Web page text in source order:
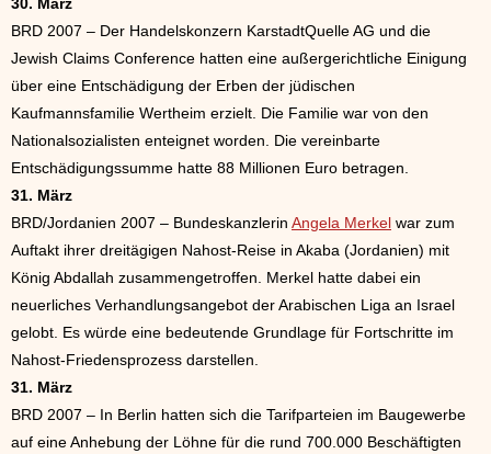
30. März
BRD 2007 – Der Handelskonzern KarstadtQuelle AG und die
Jewish Claims Conference hatten eine außergerichtliche Einigung
über eine Entschädigung der Erben der jüdischen
Kaufmannsfamilie Wertheim erzielt. Die Familie war von den
Nationalsozialisten enteignet worden. Die vereinbarte
Entschädigungssumme hatte 88 Millionen Euro betragen.
31. März
BRD/Jordanien 2007 – Bundeskanzlerin Angela Merkel war zum
Auftakt ihrer dreitägigen Nahost-Reise in Akaba (Jordanien) mit
König Abdallah zusammengetroffen. Merkel hatte dabei ein
neuerliches Verhandlungsangebot der Arabischen Liga an Israel
gelobt. Es würde eine bedeutende Grundlage für Fortschritte im
Nahost-Friedensprozess darstellen.
31. März
BRD 2007 – In Berlin hatten sich die Tarifparteien im Baugewerbe
auf eine Anhebung der Löhne für die rund 700.000 Beschäftigten